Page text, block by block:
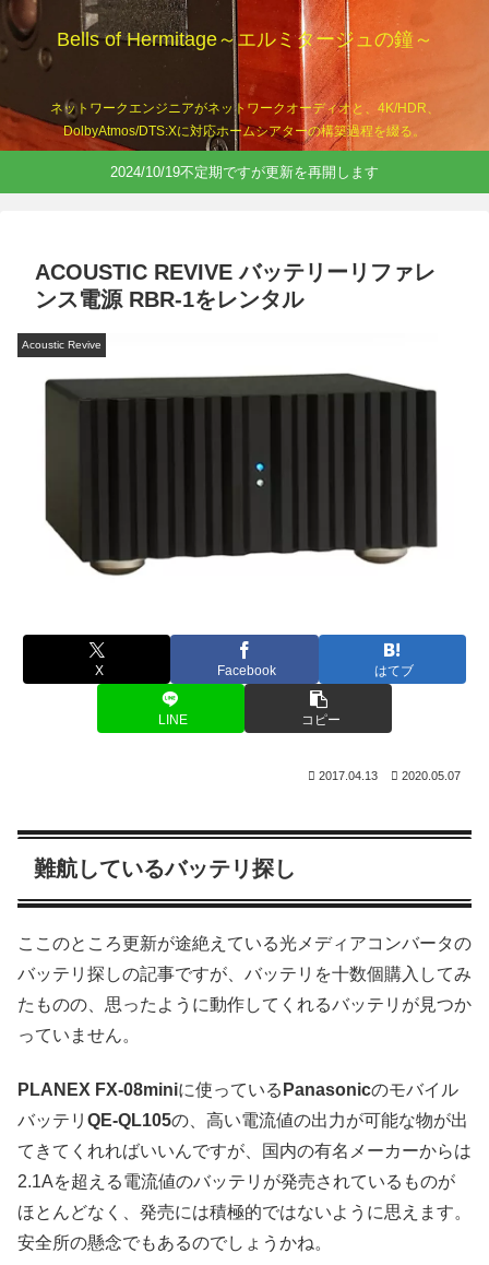
Bells of Hermitage～エルミタージュの鐘～
ネットワークエンジニアがネットワークオーディオと、4K/HDR、
DolbyAtmos/DTS:Xに対応ホームシアターの構築過程を綴る。
2024/10/19不定期ですが更新を再開します
ACOUSTIC REVIVE バッテリーリファレ
ンス電源 RBR-1をレンタル
Acoustic Revive
X Facebook はてブ
LINE コピー
2017.04.13 2020.05.07
難航しているバッテリ探し
ここのところ更新が途絶えている光メディアコンバータの
バッテリ探しの記事ですが、バッテリを十数個購入してみ
たものの、思ったように動作してくれるバッテリが見つか
っていません。
PLANEX FX-08miniに使っている Panasonicのモバイル
バッテリ QE-QL105の、高い電流値の出力が可能な物が出
てきてくれればいいんですが、国内の有名メーカーからは
2.1Aを超える電流値のバッテリが発売されているものが
ほとんどなく、発売には積極的ではないように思えます。
安全所の懸念でもあるのでしょうかね。